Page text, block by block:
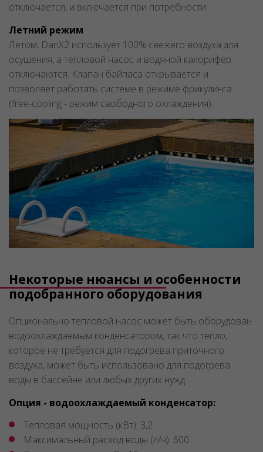
отключается, и включается при потребности.
Летний режим
Летом, DanX2 использует 100% свежего воздуха для
осушения, а тепловой насос и водяной калорифер
отключаются. Клапан байпаса открывается и
позволяет работать системе в режиме фрикулинга
(free-cooling - режим свободного охлаждения).
Некоторые нюансы и особенности
подобранного оборудования
Опционально тепловой насос может быть оборудован
водоохлаждаемым конденсатором, так что тепло,
которое не требуется для подогрева приточного
воздуха, может быть использовано для подогрева
воды в бассейне или любых других нужд.
Опция - водоохлаждаемый конденсатор:
Тепловая мощность (кВт): 3,2
Максимальный расход воды (л/ч): 600